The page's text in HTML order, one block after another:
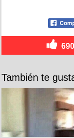
690
También te